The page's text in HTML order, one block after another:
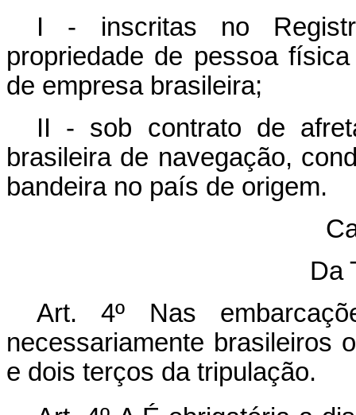
I - inscritas no
propriedade de pessoa
de empresa brasileira;
II - sob contrato de
brasileira de navegação,
bandeira no país de origem.
Da
Art. 4º Nas
necessariamente brasileiros
e dois terços da tripulação.